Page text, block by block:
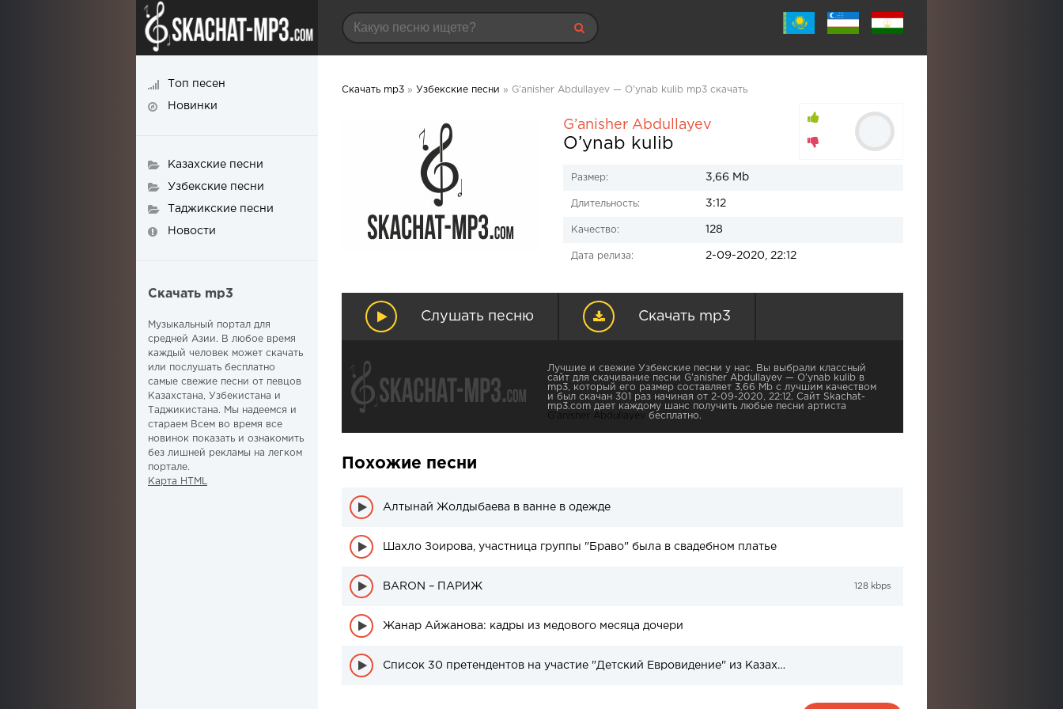
Скачать mp3 » Узбекские песни » G’anisher Abdullayev — O’ynab kulib mp3 скачать
G’anisher Abdullayev
O’ynab kulib
Размер: 3,66 Mb
Длительность: 3:12
Качество: 128
Дата релиза: 2-09-2020, 22:12
Слушать песню Скачать mp3
Лучшие и свежие Узбекские песни у нас. Вы выбрали классный
сайт для скачивание песни G’anisher Abdullayev — O’ynab kulib в
mp3, который его размер составляет 3,66 Mb с лучшим качеством
и был скачан 301 раз начиная от 2-09-2020, 22:12. Сайт Skachat-
mp3.com дает каждому шанс получить любые песни артиста
G’anisher Abdullayev
бесплатно.
Похожие песни
Алтынай Жолдыбаева в ванне в одежде
Шахло Зоирова, участница группы "Браво" была в свадебном платье
BARON – ПАРИЖ 128 kbps
Жанар Айжанова: кадры из медового месяца дочери
Список 30 претендентов на участие "Детский Евровидение" из Казахстана
Топ песен
Новинки
Казахские песни
Узбекские песни
Таджикские песни
Новости
Скачать mp3
Музыкальный портал для
средней Азии. В любое время
каждый человек может скачать
или послушать бесплатно
самые свежие песни от певцов
Казахстана, Узбекистана и
Таджикистана. Мы надеемся и
стараем Всем во время все
новинок показать и ознакомить
без лишней рекламы на легком
портале.
Карта HTML